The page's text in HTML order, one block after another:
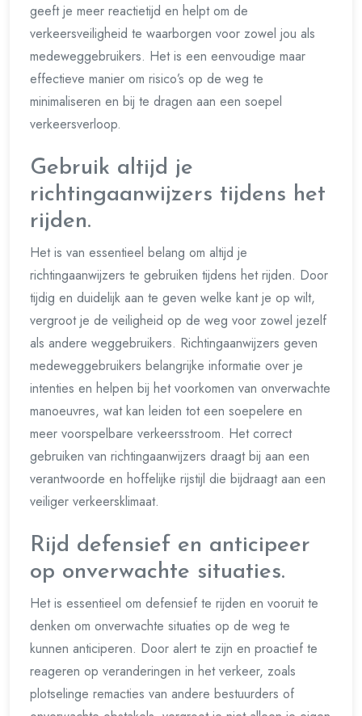
geeft je meer reactietijd en helpt om de
verkeersveiligheid te waarborgen voor zowel jou als
medeweggebruikers. Het is een eenvoudige maar
effectieve manier om risico’s op de weg te
minimaliseren en bij te dragen aan een soepel
verkeersverloop.
Gebruik altijd je
richtingaanwijzers tijdens het
rijden.
Het is van essentieel belang om altijd je
richtingaanwijzers te gebruiken tijdens het rijden. Door
tijdig en duidelijk aan te geven welke kant je op wilt,
vergroot je de veiligheid op de weg voor zowel jezelf
als andere weggebruikers. Richtingaanwijzers geven
medeweggebruikers belangrijke informatie over je
intenties en helpen bij het voorkomen van onverwachte
manoeuvres, wat kan leiden tot een soepelere en
meer voorspelbare verkeersstroom. Het correct
gebruiken van richtingaanwijzers draagt bij aan een
verantwoorde en hoffelijke rijstijl die bijdraagt aan een
veiliger verkeersklimaat.
Rijd defensief en anticipeer
op onverwachte situaties.
Het is essentieel om defensief te rijden en vooruit te
denken om onverwachte situaties op de weg te
kunnen anticiperen. Door alert te zijn en proactief te
reageren op veranderingen in het verkeer, zoals
plotselinge remacties van andere bestuurders of